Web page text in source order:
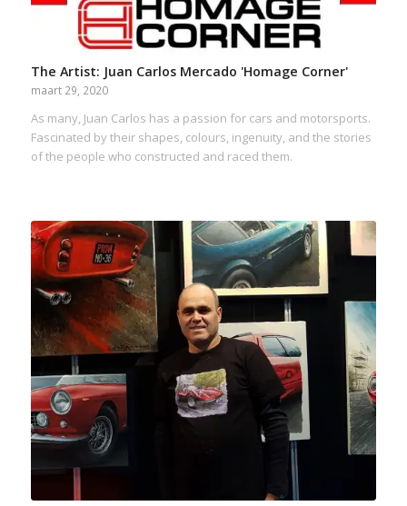
The Artist: Juan Carlos Mercado 'Homage Corner'
maart 29, 2020
As many, Juan Carlos has a passion for cars and motorsports.
Fascinated by their shapes, colours, ingenuity, and the stories
of the people who constructed and raced them.